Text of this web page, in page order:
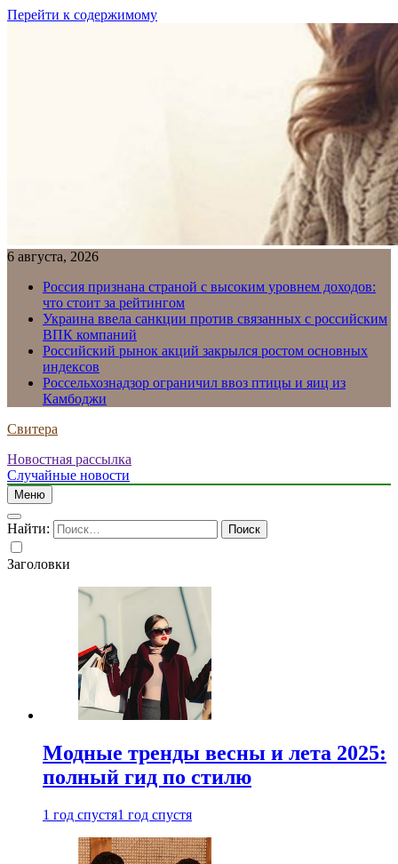
Перейти к содержимому
6 августа, 2026
Россия признана страной с высоким уровнем доходов:
что стоит за рейтингом
Украина ввела санкции против связанных с российским
ВПК компаний
Российский рынок акций закрылся ростом основных
индексов
Россельхознадзор ограничил ввоз птицы и яиц из
Камбоджи
Свитера
Новостная рассылка
Случайные новости
Меню
Найти:
Заголовки
Модные тренды весны и лета 2025:
полный гид по стилю
1 год спустя1 год спустя